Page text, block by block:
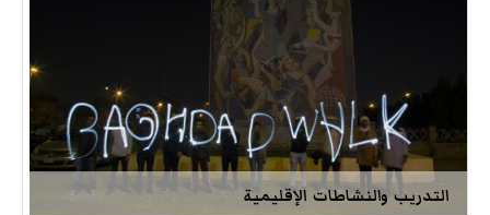
التدريب والنشاطات الإقليمية